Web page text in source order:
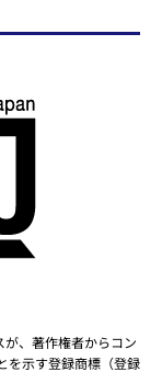
、著作権者からコン
を示す登録商標（登録